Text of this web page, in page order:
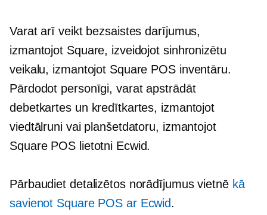
Varat arī veikt bezsaistes darījumus,
izmantojot Square, izveidojot sinhronizētu
veikalu, izmantojot Square POS inventāru.
Pārdodot personīgi, varat apstrādāt
debetkartes un kredītkartes, izmantojot
viedtālruni vai planšetdatoru, izmantojot
Square POS lietotni Ecwid.
Pārbaudiet detalizētos norādījumus vietnē kā
savienot Square POS ar Ecwid.